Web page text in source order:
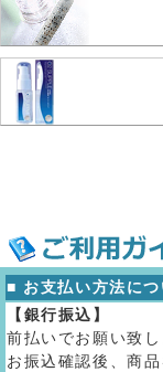
■ お支払い方法につ
【銀行振込】
前払いでお願い致
お振込確認後、商